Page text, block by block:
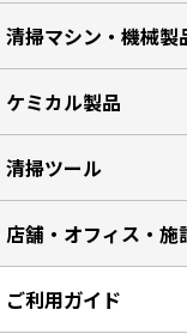
清掃マシン・機械製
ケミカル製品
清掃ツール
店舗・オフィス・施
ご利用ガイド